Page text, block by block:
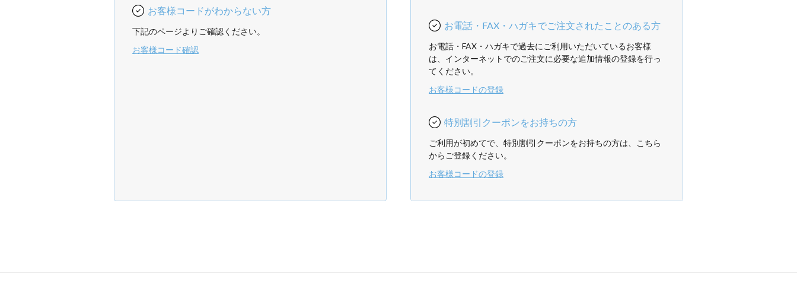
お客様コードがわからない方
下記のページよりご確認ください。
お客様コード確認
お電話・FAX・ハガキでご注文されたことのある方
お電話・FAX・ハガキで過去にご利用いただいているお客様
は、インターネットでのご注文に必要な追加情報の登録を行っ
てください。
お客様コードの登録
特別割引クーポンをお持ちの方
ご利用が初めてで、特別割引クーポンをお持ちの方は、こちら
からご登録ください。
お客様コードの登録